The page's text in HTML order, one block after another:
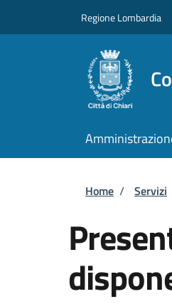
Regione Lombardia
Home / Servizi